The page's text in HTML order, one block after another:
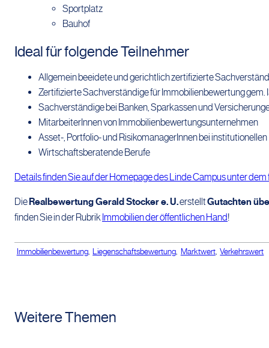
Sportplatz
Bauhof
Ideal für folgende Teilnehmer
Allgemein beeidete und gerichtlich zertifizierte
Zertifizierte Sachverständige für Immobilienbewertung gem.
Sachverständige bei Banken, Sparkassen und
MitarbeiterInnen von Immobilienbewertungsunternehmen
Asset-, Portfolio- und RisikomanagerInnen bei
Wirtschaftsberatende Berufe
Details finden Sie auf der Homepage des Linde Campus unter
DieRealbewertung Gerald Stocker e. U.erstelltGutachten
finden Sie in der RubrikImmobilien der öffentlichen Hand!
Immobilienbewertung, Liegenschaftsbewertung, Marktwert, Verkehrswert
Weitere Themen